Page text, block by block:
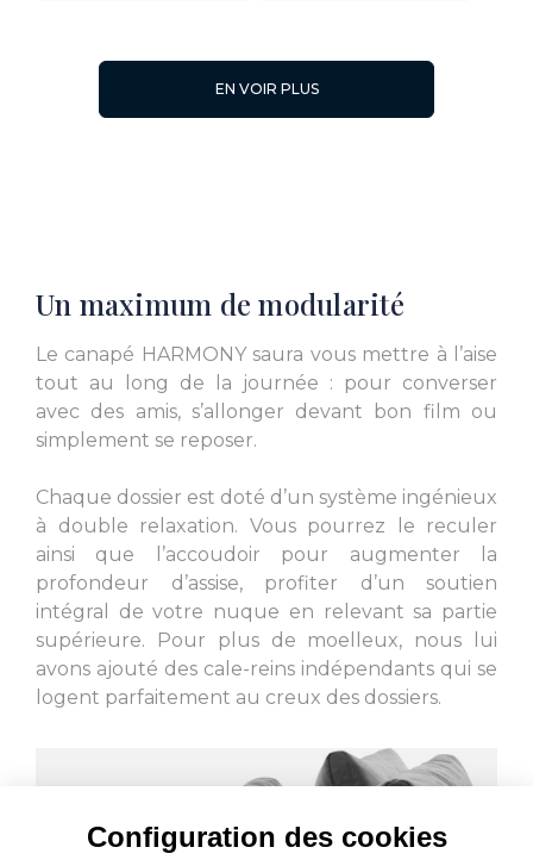
Configuration des cookies
L. 210
L. 190 L. 190
EN VOIR PLUS
Un maximum de modularité
Le canapé HARMONY saura vous mettre à l’aise
tout au long de la journée : pour converser
avec des amis, s’allonger devant bon film ou
simplement se reposer.
Chaque dossier est doté d’un système ingénieux
à double relaxation. Vous pourrez le reculer
ainsi que l’accoudoir pour augmenter la
profondeur d’assise, profiter d’un soutien
intégral de votre nuque en relevant sa partie
supérieure. Pour plus de moelleux, nous lui
avons ajouté des cale-reins indépendants qui se
logent parfaitement au creux des dossiers.